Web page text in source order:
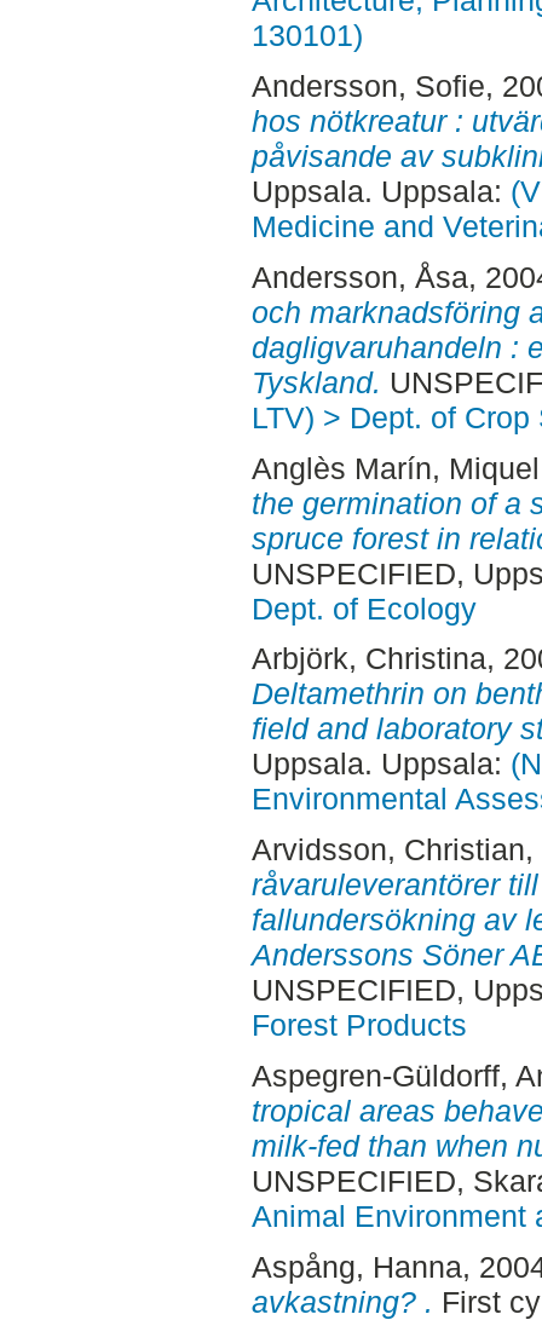
130101)
Andersson, Sofie,
hos nötkreatur :
påvisande av
Uppsala. Uppsala:
Medicine and
Andersson, Åsa,
och marknadsföring
dagligvaruhandeln :
Tyskland.
LTV) > Dept. of Crop
Anglès Marín, Miquel
the germination of a
spruce forest in
UNSPECIFIED,
Dept. of Ecology
Arbjörk, Christina,
Deltamethrin on
field and laboratory
Uppsala. Uppsala:
Environmental
Arvidsson, Christian
råvaruleverantörer
fallundersökning av
Anderssons Söner
UNSPECIFIED,
Forest Products
Aspegren-Güldorff,
tropical areas
milk-fed than when
UNSPECIFIED,
Animal Environment
Aspång, Hanna,
avkastning? . First